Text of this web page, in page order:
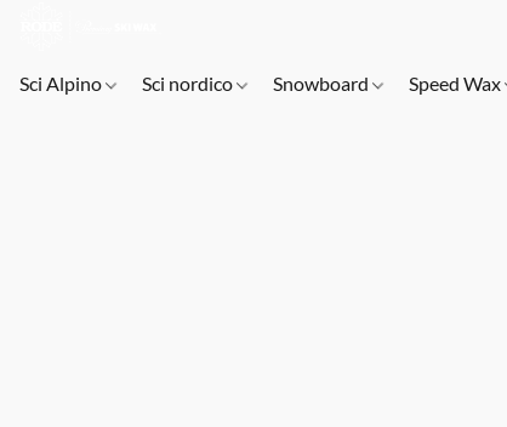
Sci Alpino Sci nordico Snowboard Speed Wax